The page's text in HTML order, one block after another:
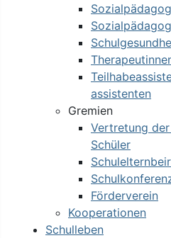
assistenten
Gremien
Vertretung
Schüler
Förderverein
Kooperationen
Schulleben